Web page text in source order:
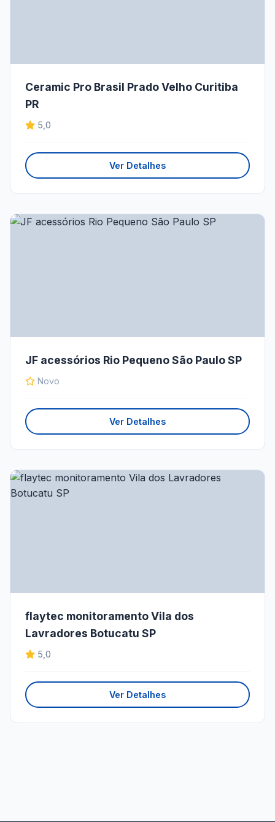
Ceramic Pro Brasil Prado Velho Curitiba
PR
5,0
Ver Detalhes
JF acessórios Rio Pequeno São Paulo SP
Novo
Ver Detalhes
flaytec monitoramento Vila dos
Lavradores Botucatu SP
5,0
Ver Detalhes